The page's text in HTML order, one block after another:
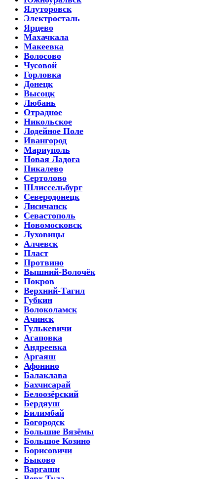
Ялуторовск
Электросталь
Ярцево
Махачкала
Макеевка
Волосово
Чусовой
Горловка
Донецк
Высоцк
Любань
Отрадное
Никольское
Лодейное Поле
Ивангород
Мариуполь
Новая Ладога
Пикалево
Сертолово
Шлиссельбург
Северодонецк
Лисичанск
Севастополь
Новомосковск
Луховицы
Алчевск
Пласт
Протвино
Вышний-Волочёк
Покров
Верхний-Тагил
Губкин
Волоколамск
Ачинск
Гулькевичи
Агаповка
Андреевка
Аргаяш
Афонино
Балаклава
Бахчисарай
Белоозёрский
Бердяуш
Билимбай
Богородск
Большие Вязёмы
Большое Козино
Борисовичи
Быково
Варгаши